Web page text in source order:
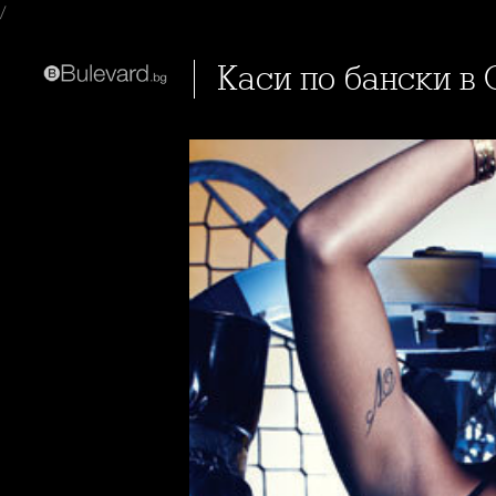
/
Каси по бански в